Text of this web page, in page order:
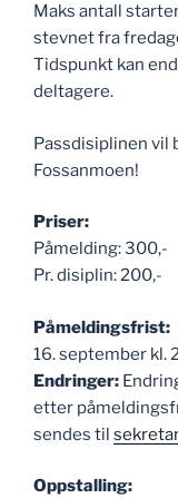
Maks antall
stevnet fra
Tidspunkt kan
deltagere.
Passdisiplinen vil
Fossanmoen!
Priser:
Påmelding: 300,-
Pr. disiplin: 200,-
Påmeldingsfrist:
16. september kl.
Endringer:
etter
sendes til
Oppstalling: